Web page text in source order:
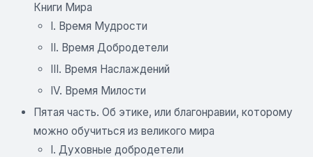
Книги Мира
I. Время Мудрости
II. Время Добродетели
III. Время Наслаждений
IV. Время Милости
Пятая часть. Об этике, или благонравии, которому
можно обучиться из великого мира
I. Духовные добродетели